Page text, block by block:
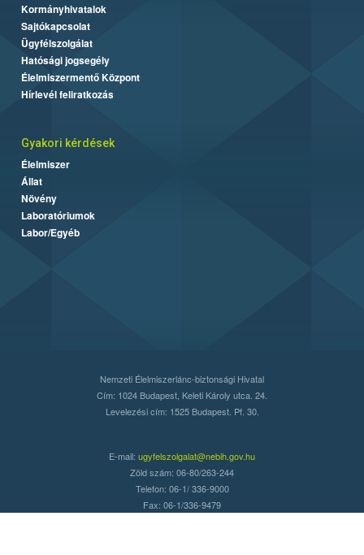
Kormányhivatalok
Sajtókapcsolat
Ügyfélszolgálat
Hatósági jogsegély
Élelmiszermentő Központ
Hírlevél feliratkozás
Gyakori kérdések
Élelmiszer
Állat
Növény
Laboratóriumok
Labor/Egyéb
Nemzeti Élelmiszerlánc-biztonsági Hivatal
Cím: 1024 Budapest, Keleti Károly utca. 24.
Levelezési cím: 1525 Budapest. Pf. 30.
E-mail: ugyfelszolgalat@nebih.gov.hu
Zöld szám: 06-80/263-244
Telefon: 06-1/ 336-9000
Fax: 06-1/336-9479